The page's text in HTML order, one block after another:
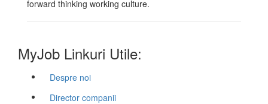
forward thinking working culture.
MyJob Linkuri Utile:
Despre noi
Director companii